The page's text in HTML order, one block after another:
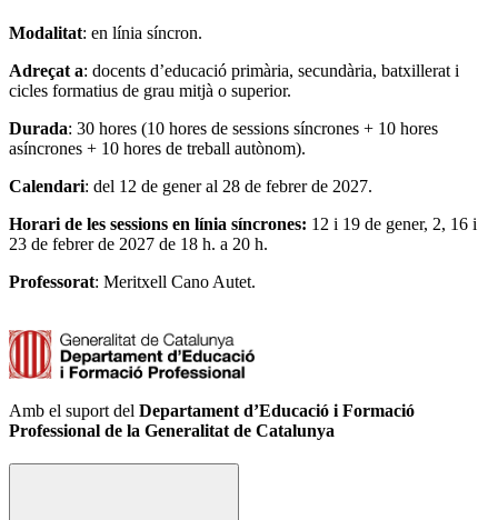
Modalitat: en línia síncron.
Adreçat a: docents d’educació primària, secundària, batxillerat i
cicles formatius de grau mitjà o superior.
Durada: 30 hores (10 hores de sessions síncrones + 10 hores
asíncrones + 10 hores de treball autònom).
Calendari: del 12 de gener al 28 de febrer de 2027.
Horari de les sessions en línia síncrones: 12 i 19 de gener, 2, 16 i
23 de febrer de 2027 de 18 h. a 20 h.
Professorat: Meritxell Cano Autet.
Amb el suport del Departament d’Educació i Formació
Professional de la Generalitat de Catalunya